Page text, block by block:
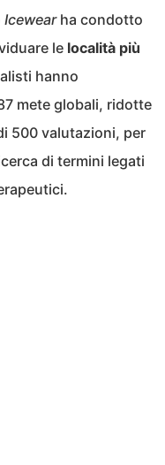
Icewearha condotto
le località più
hanno
mete globali, ridotte
500 valutazioni, per
di termini legati